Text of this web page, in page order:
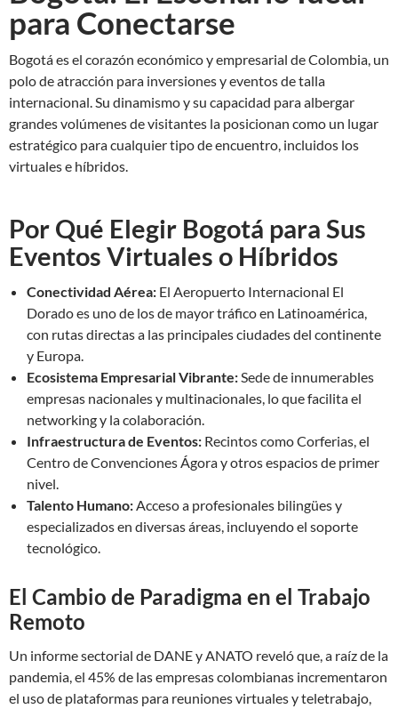
para Conectarse
Bogotá es el corazón económico y empresarial de Colombia, un
polo de atracción para inversiones y eventos de talla
internacional. Su dinamismo y su capacidad para albergar
grandes volúmenes de visitantes la posicionan como un lugar
estratégico para cualquier tipo de encuentro, incluidos los
virtuales e híbridos.
Por Qué Elegir Bogotá para Sus
Eventos Virtuales o Híbridos
Conectividad Aérea: El Aeropuerto Internacional El
Dorado es uno de los de mayor tráfico en Latinoamérica,
con rutas directas a las principales ciudades del continente
y Europa.
Ecosistema Empresarial Vibrante:Sede de innumerables
empresas nacionales y multinacionales, lo que facilita el
networking y la colaboración.
Infraestructura de Eventos: Recintos como Corferias, el
Centro de Convenciones Ágora y otros espacios de primer
nivel.
Talento Humano:Acceso a profesionales bilingües y
especializados en diversas áreas, incluyendo el soporte
tecnológico.
El Cambio de Paradigma en el Trabajo
Remoto
Un informe sectorial de DANE y ANATO reveló que, a raíz de la
pandemia, el 45% de las empresas colombianas incrementaron
el uso de plataformas para reuniones virtuales y teletrabajo,